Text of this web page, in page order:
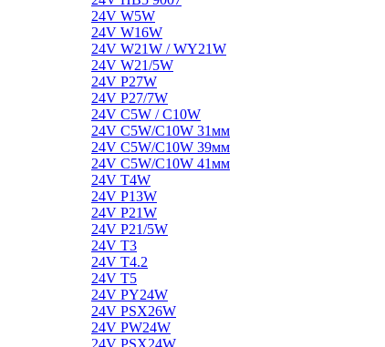
24V W5W
24V W16W
24V W21W / WY21W
24V W21/5W
24V P27W
24V P27/7W
24V C5W / C10W
24V C5W/C10W 31мм
24V C5W/C10W 39мм
24V C5W/C10W 41мм
24V T4W
24V P13W
24V P21W
24V P21/5W
24V T3
24V T4.2
24V T5
24V PY24W
24V PSX26W
24V PW24W